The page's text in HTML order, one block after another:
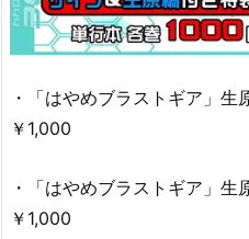
・「はやめブラストギア」
￥1,000
・「はやめブラストギア」
￥1,000